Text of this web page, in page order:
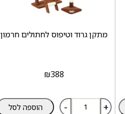
מתקן גרוד וטיפוס לחתולים חרמון
₪388
- + הוספה לסל